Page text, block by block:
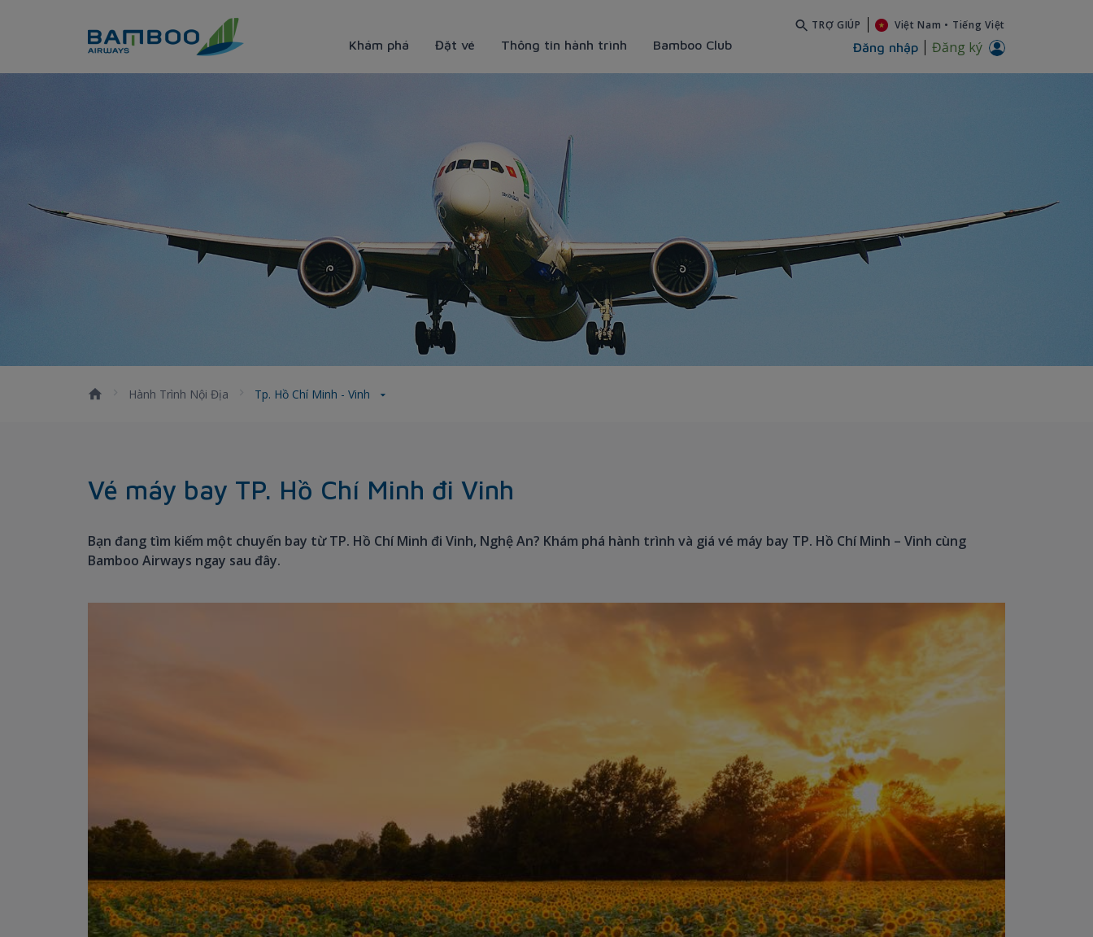
Khám phá Đặt vé Thông tin hành trình Bamboo Club
TRỢ GIÚP Việt Nam • Tiếng Việt
Đăng nhập Đăng ký
Hành Trình Nội Địa Tp. Hồ Chí Minh - Vinh
Vé máy bay TP. Hồ Chí Minh đi Vinh
Bạn đang tìm kiếm một chuyến bay từ TP. Hồ Chí Minh đi Vinh, Nghệ An? Khám phá hành trình và giá vé máy bay TP. Hồ Chí Minh – Vinh cùng
Bamboo Airways ngay sau đây.